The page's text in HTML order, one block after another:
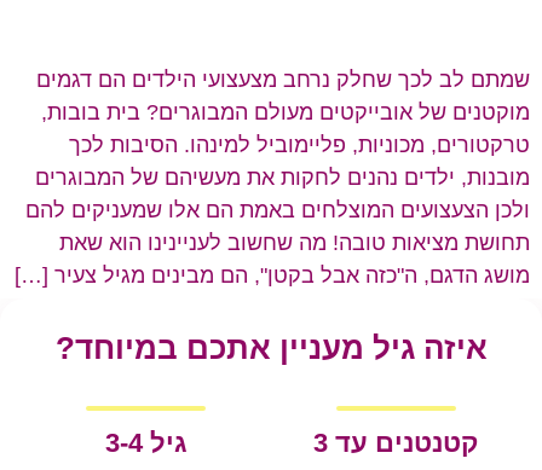
שמתם לב לכך שחלק נרחב מצעצועי הילדים הם דגמים
מוקטנים של אובייקטים מעולם המבוגרים? בית בובות,
טרקטורים, מכוניות, פליימוביל למינהו. הסיבות לכך
מובנות, ילדים נהנים לחקות את מעשיהם של המבוגרים
ולכן הצעצועים המוצלחים באמת הם אלו שמעניקים להם
תחושת מציאות טובה! מה שחשוב לעניינינו הוא שאת
מושג הדגם, ה"כזה אבל בקטן", הם מבינים מגיל צעיר […]
איזה גיל מעניין אתכם במיוחד?
קטנטנים עד 3 גיל 3-4